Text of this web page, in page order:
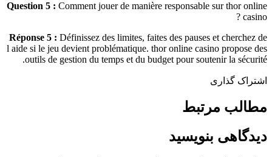
Question 5 : Comment jouer de manière responsable sur thor online
casino ?
Réponse 5 : Définissez des limites, faites des pauses et cherchez de
l aide si le jeu devient problématique. thor online casino propose des
outils de gestion du temps et du budget pour soutenir la sécurité.
اشتراک گذاری
مطالب مرتبط
دیدگاهی بنویسید